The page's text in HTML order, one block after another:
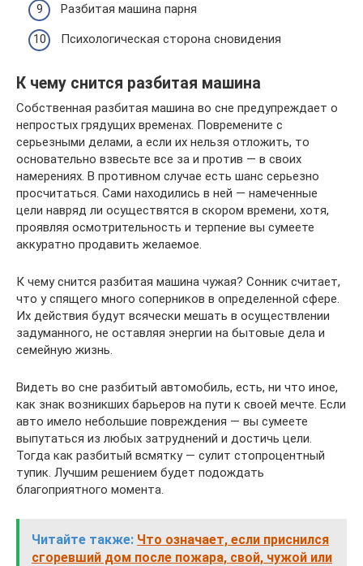
Разбитая машина парня
Психологическая сторона сновидения
К чему снится разбитая машина
Собственная разбитая машина во сне предупреждает о
непростых грядущих временах. Повремените с
серьезными делами, а если их нельзя отложить, то
основательно взвесьте все за и против — в своих
намерениях. В противном случае есть шанс серьезно
просчитаться. Сами находились в ней — намеченные
цели навряд ли осуществятся в скором времени, хотя,
проявляя осмотрительность и терпение вы сумеете
аккуратно продавить желаемое.
К чему снится разбитая машина чужая? Сонник считает,
что у спящего много соперников в определенной сфере.
Их действия будут всячески мешать в осуществлении
задуманного, не оставляя энергии на бытовые дела и
семейную жизнь.
Видеть во сне разбитый автомобиль, есть, ни что иное,
как знак возникших барьеров на пути к своей мечте. Если
авто имело небольшие повреждения — вы сумеете
выпутаться из любых затруднений и достичь цели.
Тогда как разбитый всмятку — сулит стопроцентный
тупик. Лучшим решением будет подождать
благоприятного момента.
Читайте также: Что означает, если приснился
сгоревший дом после пожара, свой, чужой или